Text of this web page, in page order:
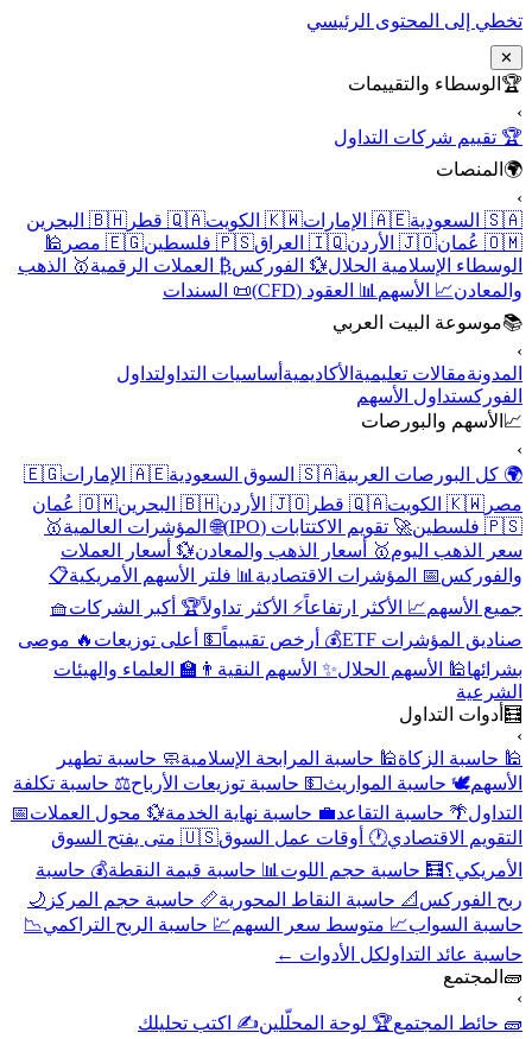
تخطي إلى المحتوى الرئيسي
✕
🏆 الوسطاء والتقييمات
›
🏆 تقييم شركات التداول
🌍 المنصات
›
🇸🇦 السعودية
🇦🇪 الإمارات 🇰🇼 الكويت 🇶🇦 قطر
🇧🇭 البحرين
🇴🇲 عُمان
🇯🇴 الأردن 🇮🇶 العراق 🇵🇸 فلسطين 🇪🇬 مصر
🕌
الوسطاء الإسلامية الحلال💱 الفوركس₿ العملات الرقمية🥇 الذهب
والمعادن📈 الأسهم 📊 العقود (CFD)
📜 السندات
📚موسوعة البيت العربي
›
المدونةمقالات تعليمية الأكاديمية أساسيات التداولتداول
الفوركستداول الأسهم
📈 الأسهم والبورصات
›
🌍 كل البورصات العربية🇸🇦 السوق السعودية 🇦🇪 الإمارات
🇪🇬
مصر 🇰🇼 الكويت 🇶🇦 قطر 🇯🇴 الأردن 🇧🇭 البحرين
🇴🇲 عُمان
🇵🇸 فلسطين
🚀 تقويم الاكتتابات (IPO) 🌐 المؤشرات العالمية🥇
سعر الذهب اليوم🥇 أسعار الذهب والمعادن💱 أسعار العملات
والفوركس📅 المؤشرات الاقتصادية 📊 فلتر الأسهم الأمريكية📋
جميع الأسهم📈 الأكثر ارتفاعاً⚡ الأكثر تداولاً🏆 أكبر الشركات🧺
صناديق المؤشرات ETF
💰 أرخص تقييماً💵 أعلى توزيعات 🔥 موصى
بشرائها🕌 الأسهم الحلال✨ الأسهم النقية 👨‍🏫 العلماء والهيئات
الشرعية
🧮 أدوات التداول
›
🕌 حاسبة الزكاة🕌 حاسبة المرابحة الإسلامية🧼 حاسبة تطهير
الأسهم🕊️ حاسبة المواريث💵 حاسبة توزيعات الأرباح⚖️ حاسبة تكلفة
التداول🌴 حاسبة التقاعد💼 حاسبة نهاية الخدمة💱 محول العملات📅
التقويم الاقتصادي🕐 أوقات عمل السوق
🇺🇸 متى يفتح السوق
الأمريكي؟🧮 حاسبة حجم اللوت 📊 حاسبة قيمة النقطة💰 حاسبة
ربح الفوركس 📐 حاسبة النقاط المحورية📏 حاسبة حجم المركز 🌙
حاسبة السواب📈 متوسط سعر السهم💹 حاسبة الربح التراكمي📉
حاسبة عائد التداولكل الأدوات ←
🧱 المجتمع
›
🧱 حائط المجتمع🏆 لوحة المحلّلين✍️ اكتب تحليلك